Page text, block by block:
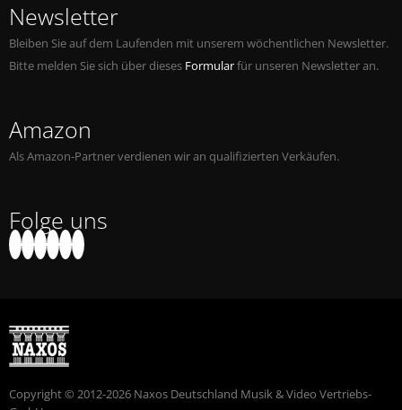
Newsletter
Bleiben Sie auf dem Laufenden mit unserem wöchentlichen Newsletter.
Bitte melden Sie sich über dieses Formularfür unseren Newsletter an.
Amazon
Als Amazon-Partner verdienen wir an qualifizierten Verkäufen.
Folge uns
Copyright © 2012-2026 Naxos Deutschland Musik & Video Vertriebs-